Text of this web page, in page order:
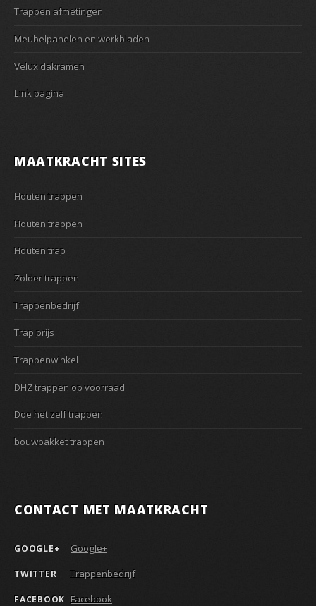
Trappen afmetingen
Meubelpanelen en werkbladen
Velux dakramen
Link pagina
MAATKRACHT SITES
Houten trappen
Houten trappen
Houten trap
Zolder trappen
Trappenbedrijf
Trap prijs
Trappenwinkel
DHZ trappen op voorraad
Doe het zelf trappen
bouwpakket trappen
CONTACT MET MAATKRACHT
GOOGLE+ Google+
TWITTER Trappenbedrijf
FACEBOOK Facebook